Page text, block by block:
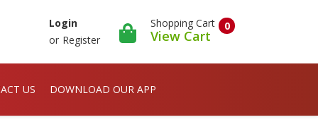
Login
or Register
0
Shopping Cart
View Cart
US DOWNLOAD OUR APP